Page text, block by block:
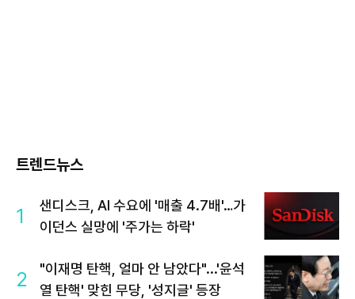
트렌드뉴스
1
샌디스크, AI 수요에 '매출 4.7배'…가
이던스 실망에 '주가는 하락'
2
"이재명 탄핵, 얼마 안 남았다"...'윤석
열 탄핵' 맞힌 무당, '성지글' 등장